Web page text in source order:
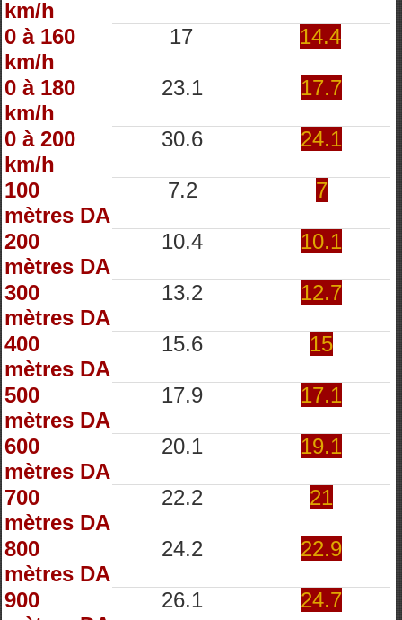
km/h
0 à 160
km/h
17 14.4
0 à 180
km/h
23.1 17.7
0 à 200
km/h
30.6 24.1
100
mètres DA
7.2 7
200
mètres DA
10.4 10.1
300
mètres DA
13.2 12.7
400
mètres DA
15.6 15
500
mètres DA
17.9 17.1
600
mètres DA
20.1 19.1
700
mètres DA
22.2 21
800
mètres DA
24.2 22.9
900
26.1 24.7